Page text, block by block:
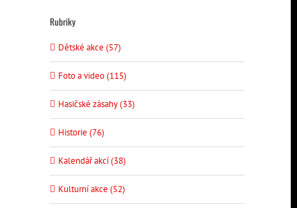
Rubriky
Dětské akce (57)
Foto a video (115)
Hasičské zásahy (33)
Historie (76)
Kalendář akcí (38)
Kulturní akce (52)